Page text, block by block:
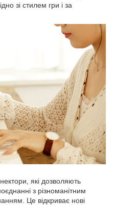
зі стилем гри і за
які дозволяють
з різноманітним
Це відкриває нові